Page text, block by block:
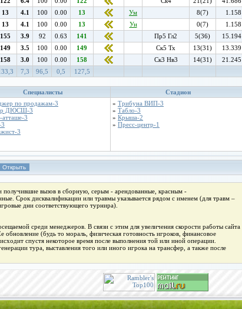
13 4.1 100 0.00 13 Ум 8(7)
1.158
13 4.1 100 0.00 13 Ун 0(7)
1.158
155 3.9 92 0.63 141 Пр5 Гл2 5(36)
15.194
149 3.5 100 0.00 149 Ск5 Тх 13(31)
13.339
158 3.0 100 0.00 158 Ск3 Нв3 14(31)
21.245
7,3 96,5 0,5 127,5
Специалисты
Стадион
по продажам-3
ДЮСШ-3
атташе-3
3
3
» Трибуна ВИП-3
» Табло-3
» Крыша-2
» Пресс-центр-1
получившие вызов в сборную, серым - арендованные, красным -
Срок дисквалификации или травмы указывается рядом с именем (для травм –
дни соответствующего турнира).
среди менеджеров. В связи с этим для увеличения скорости работы сайта
обновление (будь то мораль, физическая готовность игроков, финансовое
спустя некоторое время после выполнения той или иной операции.
тура, выставления того или иного игрока на трансфер, а также после